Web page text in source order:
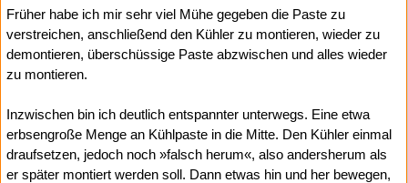
Früher habe ich mir sehr viel Mühe gegeben die Paste zu
verstreichen, anschließend den Kühler zu montieren, wieder zu
demontieren, überschüssige Paste abzwischen und alles wieder
zu montieren.
Inzwischen bin ich deutlich entspannter unterwegs. Eine etwa
erbsengroße Menge an Kühlpaste in die Mitte. Den Kühler einmal
draufsetzen, jedoch noch »falsch herum«, also andersherum als
er später montiert werden soll. Dann etwas hin und her bewegen,